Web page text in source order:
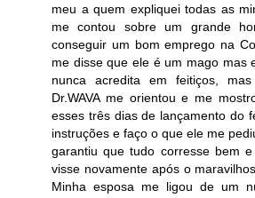
meu a quem expliquei todas as
me contou sobre um grande
conseguir um bom emprego na
me disse que ele é um mago mas
nunca acredita em feitiços,
Dr.WAVA me orientou e me
esses três dias de lançamento do
instruções e faço o que ele me
garantiu que tudo corresse bem
visse novamente após o
Minha esposa me ligou de um